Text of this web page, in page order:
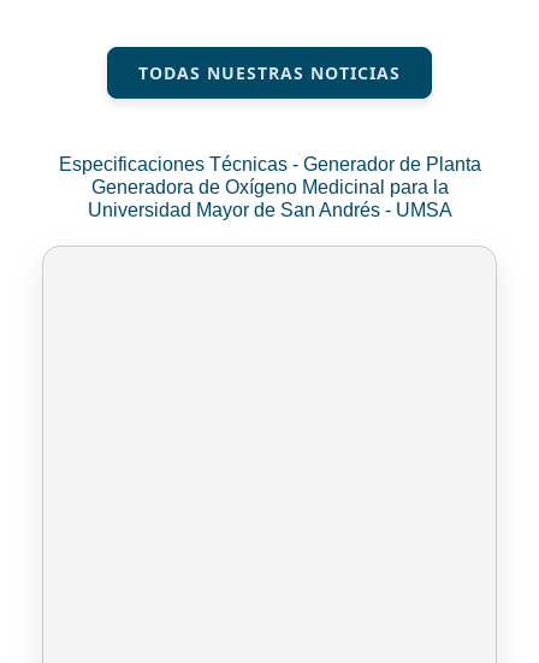
TODAS NUESTRAS NOTICIAS
Especificaciones Técnicas - Generador de Planta
Generadora de Oxígeno Medicinal para la
Universidad Mayor de San Andrés - UMSA